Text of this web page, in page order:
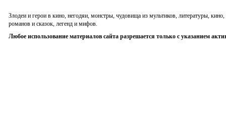
Злодеи и герои в кино, негодяи, монстры, чудовища из мультиков, литературы,
романов и сказок, легенд и мифов.
Любое использование материалов сайта разрешается только с указанием